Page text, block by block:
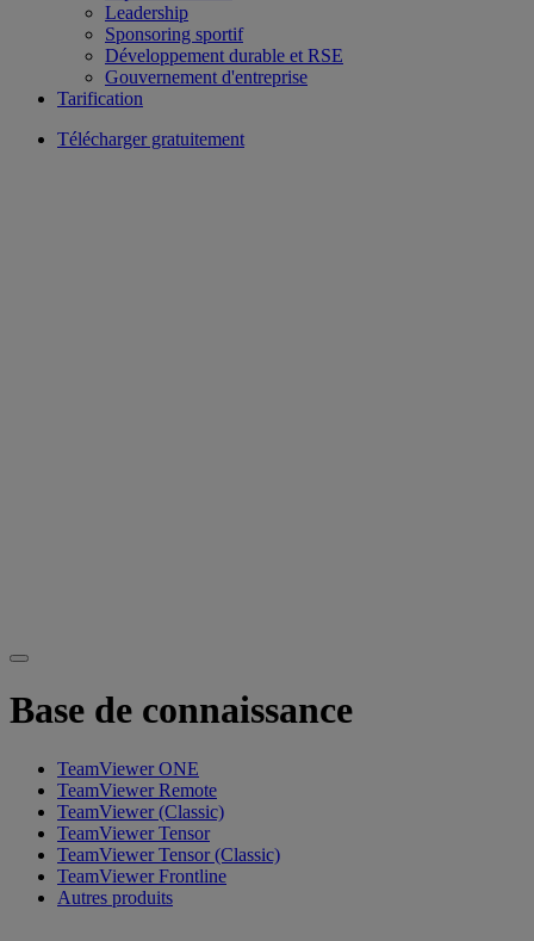
Leadership
Sponsoring sportif
Développement durable et RSE
Gouvernement d'entreprise
Tarification
Télécharger gratuitement
Base de connaissance
TeamViewer ONE
TeamViewer Remote
TeamViewer (Classic)
TeamViewer Tensor
TeamViewer Tensor (Classic)
TeamViewer Frontline
Autres produits